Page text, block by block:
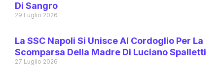
Di Sangro
29 Luglio 2026
La SSC Napoli Si Unisce Al Cordoglio Per La
Scomparsa Della Madre Di Luciano Spalletti
27 Luglio 2026